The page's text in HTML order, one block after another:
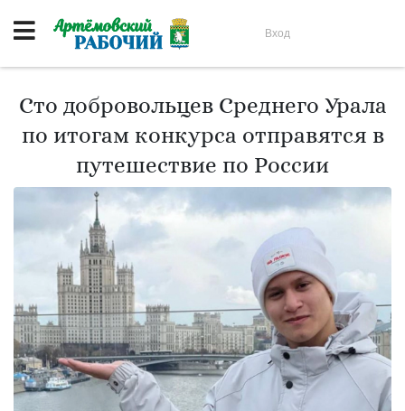
Вход
Сто добровольцев Среднего Урала
по итогам конкурса отправятся в
путешествие по России